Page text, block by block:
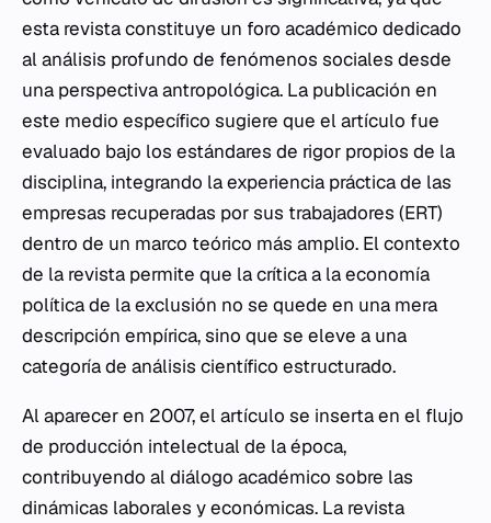
esta revista constituye un foro académico dedicado
al análisis profundo de fenómenos sociales desde
una perspectiva antropológica. La publicación en
este medio específico sugiere que el artículo fue
evaluado bajo los estándares de rigor propios de la
disciplina, integrando la experiencia práctica de las
empresas recuperadas por sus trabajadores (ERT)
dentro de un marco teórico más amplio. El contexto
de la revista permite que la crítica a la economía
política de la exclusión no se quede en una mera
descripción empírica, sino que se eleve a una
categoría de análisis científico estructurado.
Al aparecer en 2007, el artículo se inserta en el flujo
de producción intelectual de la época,
contribuyendo al diálogo académico sobre las
dinámicas laborales y económicas. La revista